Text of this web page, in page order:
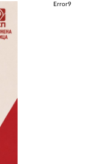
Error9